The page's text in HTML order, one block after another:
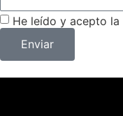
He leído y acepto la
Enviar